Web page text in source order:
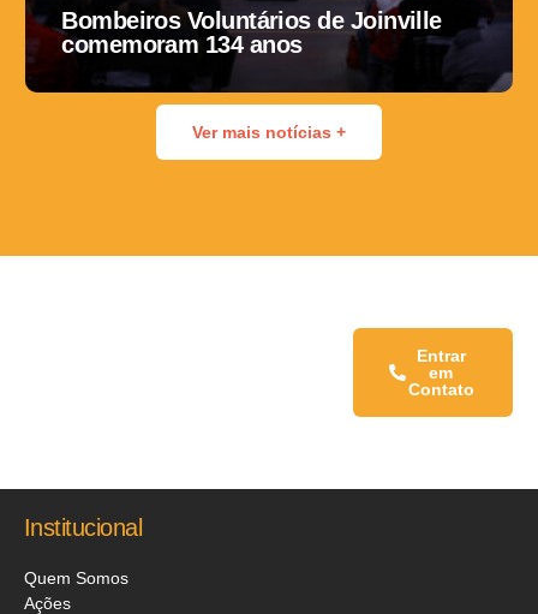
Bombeiros Voluntários de Joinville
comemoram 134 anos
Ver mais notícias +
Entrar
em
Contato
Institucional
Quem Somos
Ações